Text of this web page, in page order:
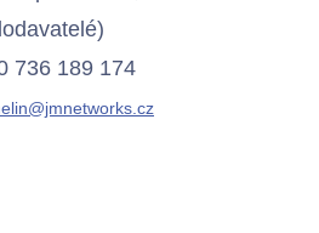
736 189 174